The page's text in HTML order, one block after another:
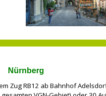
Nürnberg
Zug RB12 ab Bahnhof